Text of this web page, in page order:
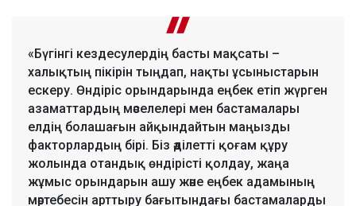
«Бүгінгі кездесулердің басты мақсаты –
халықтың пікірін тыңдап, нақты ұсыныстарын
ескеру. Өндіріс орындарында еңбек етіп жүрген
азаматтардың мәселелері мен бастамалары
елдің болашағын айқындайтын маңызды
факторлардың бірі. Біз әділетті қоғам құру
жолында отандық өндірісті қолдау, жаңа
жұмыс орындарын ашу және еңбек адамының
мәртебесін арттыру бағытындағы бастамаларды